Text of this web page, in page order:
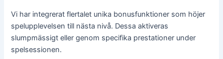
Vi har integrerat flertalet unika bonusfunktioner som höjer
spelupplevelsen till nästa nivå. Dessa aktiveras
slumpmässigt eller genom specifika prestationer under
spelsessionen.